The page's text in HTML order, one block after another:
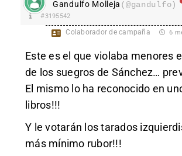
Gandulfo Molleja (@gandulfo)
#3195542
Colaborador de campaña 6
Este es el que violaba menores
de los suegros de Sánchez…
El mismo lo ha reconocido en
libros!!!
Y le votarán los tarados
más mínimo rubor!!!